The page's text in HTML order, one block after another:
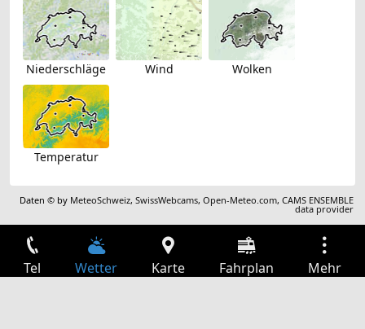
Niederschläge Wind Wolken
Temperatur
Daten © by MeteoSchweiz,SwissWebcams,Open-Meteo.com,CAMS ENSEMBLE
data provider
Tel Wetter Karte Fahrplan Mehr